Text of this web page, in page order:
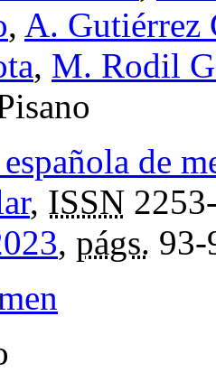
, A. Gutiérrez
, M. Rodil
de
, ISSN
, págs. 93-